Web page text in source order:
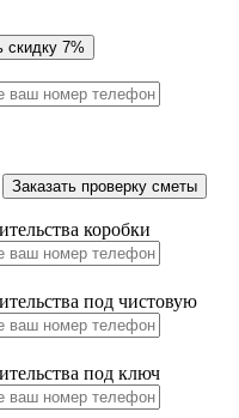
коробки
под чистовую
под ключ